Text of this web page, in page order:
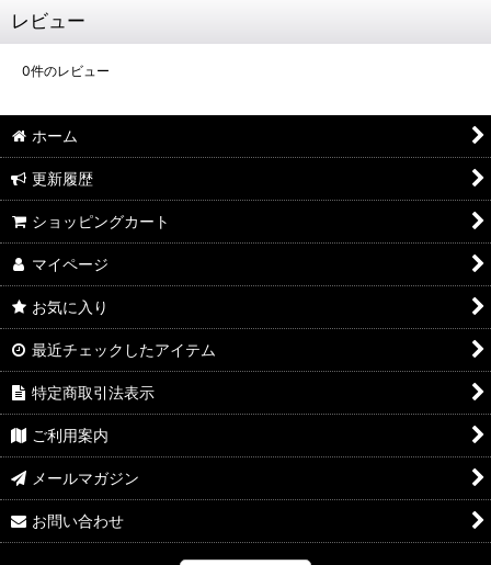
レビュー
0件のレビュー
ホーム
更新履歴
ショッピングカート
マイページ
お気に入り
最近チェックしたアイテム
特定商取引法表示
ご利用案内
メールマガジン
お問い合わせ